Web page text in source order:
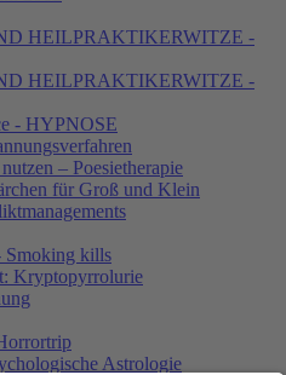
HEILPRAKTIKERWITZE -
HEILPRAKTIKERWITZE -
- HYPNOSE
– Poesietherapie
für Groß und Klein
Smoking kills
Kryptopyrrolurie
Astrologie